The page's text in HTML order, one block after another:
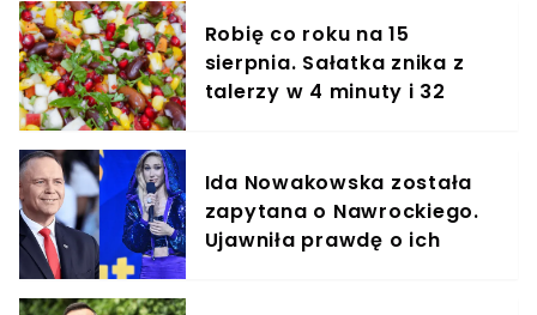
Robię co roku na 15
sierpnia. Sałatka znika z
talerzy w 4 minuty i 32
Ida Nowakowska została
zapytana o Nawrockiego.
Ujawniła prawdę o ich